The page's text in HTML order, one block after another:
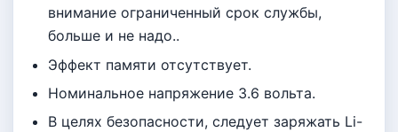
внимание ограниченный срок службы,
больше и не надо..
Эффект памяти отсутствует.
Номинальное напряжение 3.6 вольта.
В целях безопасности, следует заряжать Li-